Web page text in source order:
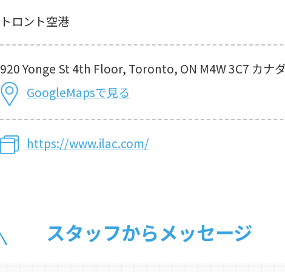
トロント空港
920 Yonge St 4th Floor, Toronto, ON M4W 3C7 カナ
GoogleMapsで見る
https://www.ilac.com/
スタッフからメッセージ